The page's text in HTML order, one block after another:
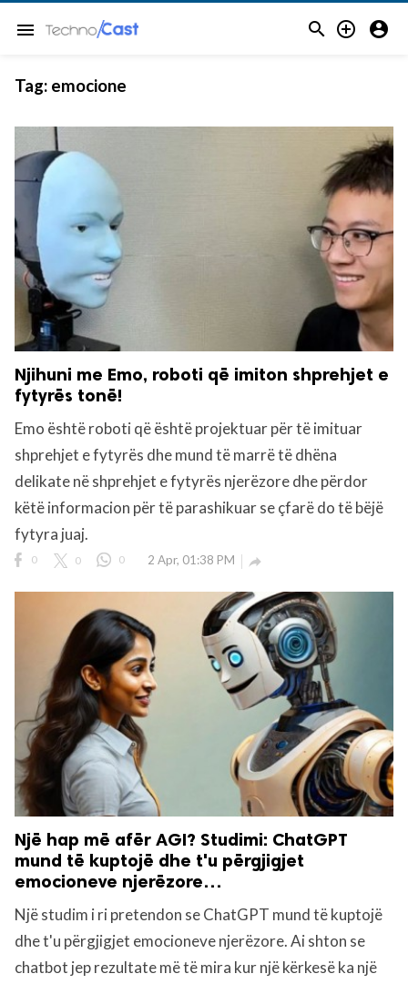
menu   
Tag: emocione
Njihuni me Emo, roboti që imiton shprehjet e
fytyrës tonë!
Emo është roboti që është projektuar për të imituar
shprehjet e fytyrës dhe mund të marrë të dhëna
delikate në shprehjet e fytyrës njerëzore dhe përdor
këtë informacion për të parashikuar se çfarë do të bëjë
fytyra juaj.
0 0 0 2 Apr, 01:38 PM 
Një hap më afër AGI? Studimi: ChatGPT
mund të kuptojë dhe t'u përgjigjet
emocioneve njerëzore…
Një studim i ri pretendon se ChatGPT mund të kuptojë
dhe t'u përgjigjet emocioneve njerëzore. Ai shton se
chatbot jep rezultate më të mira kur një kërkesë ka një